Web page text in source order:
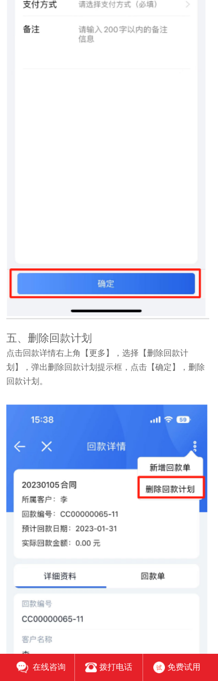
五、删除回款计划
点击回款详情右上角【更多】，选择【删除回款计
划】，弹出删除回款计划提示框，点击【确定】，删除
回款计划。
在线咨询 拨打电话 免费试用